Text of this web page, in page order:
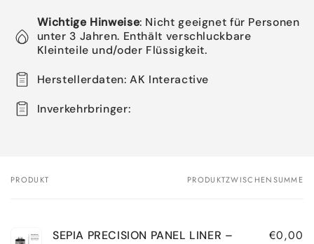
Wichtige Hinweise: Nicht geeignet für Personen
unter 3 Jahren. Enthält verschluckbare
Kleinteile und/oder Flüssigkeit.
Herstellerdaten: AK Interactive
Inverkehrbringer:
Dein
PRODUKT PRODUKTZWISCHENSUMME
SEPIA PRECISION PANEL LINER –
€0,00